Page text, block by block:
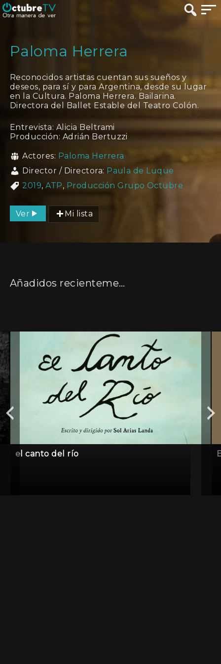
Paloma Herrera
Reconocidos artistas cuentan sus sueños y
deseos, para sí y para Argentina, desde su lugar
en la Cultura. Paloma Herrera. Bailarina.
Directora del Ballet Estable del Teatro Colón.
Entrevista: Alicia Beltrami
Producción: Adrián Bertuzzi
Actores: Paloma Herrera
Director / Directora: Paula de Luque
2019,ATP, Producción Grupo Octubre
Ver Mi lista
Añadidos recientemente
el canto del río